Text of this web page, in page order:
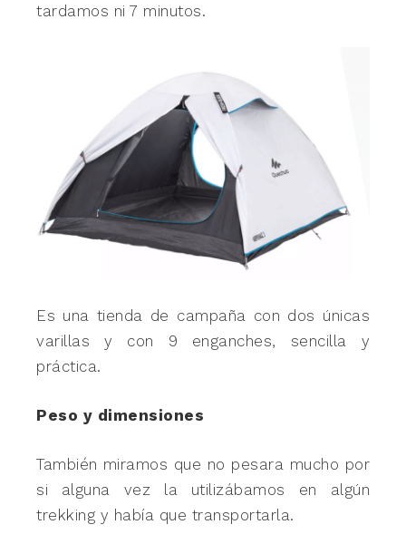
tardamos ni 7 minutos.
Es una tienda de campaña con dos únicas
varillas y con 9 enganches, sencilla y
práctica.
Peso y dimensiones
También miramos que no pesara mucho por
si alguna vez la utilizábamos en algún
trekking y había que transportarla.